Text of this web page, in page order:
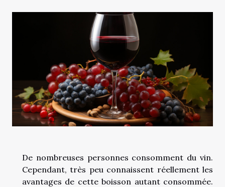
De nombreuses personnes consomment du vin.
Cependant, très peu connaissent réellement les
avantages de cette boisson autant consommée.